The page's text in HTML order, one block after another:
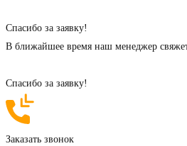
Cпасибо за заявку!
В ближайшее время наш менеджер
Cпасибо за заявку!
Заказать звонок